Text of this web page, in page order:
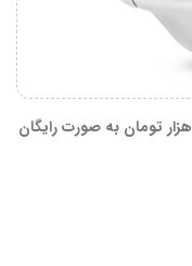
تومان به صورت رایگان